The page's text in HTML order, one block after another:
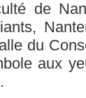
de
du
aux